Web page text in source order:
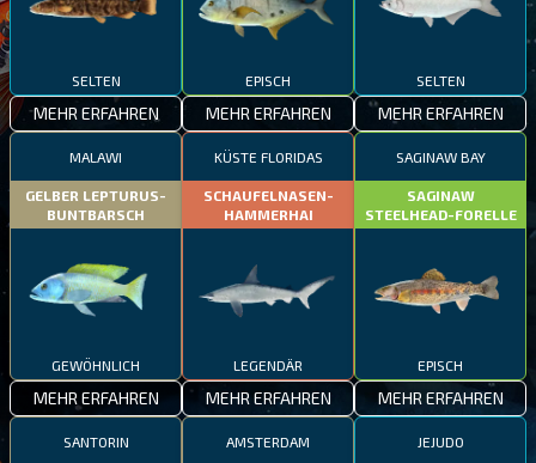
SELTEN
MEHR ERFAHREN
EPISCH
MEHR ERFAHREN
SELTEN
MEHR ERFAHREN
MALAWI
GELBER LEPTURUS-
BUNTBARSCH
GEWÖHNLICH
MEHR ERFAHREN
KÜSTE FLORIDAS
SCHAUFELNASEN-
HAMMERHAI
LEGENDÄR
MEHR ERFAHREN
SAGINAW BAY
SAGINAW
STEELHEAD-FORELLE
EPISCH
MEHR ERFAHREN
SANTORIN AMSTERDAM JEJUDO